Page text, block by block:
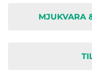
MJUKVARA